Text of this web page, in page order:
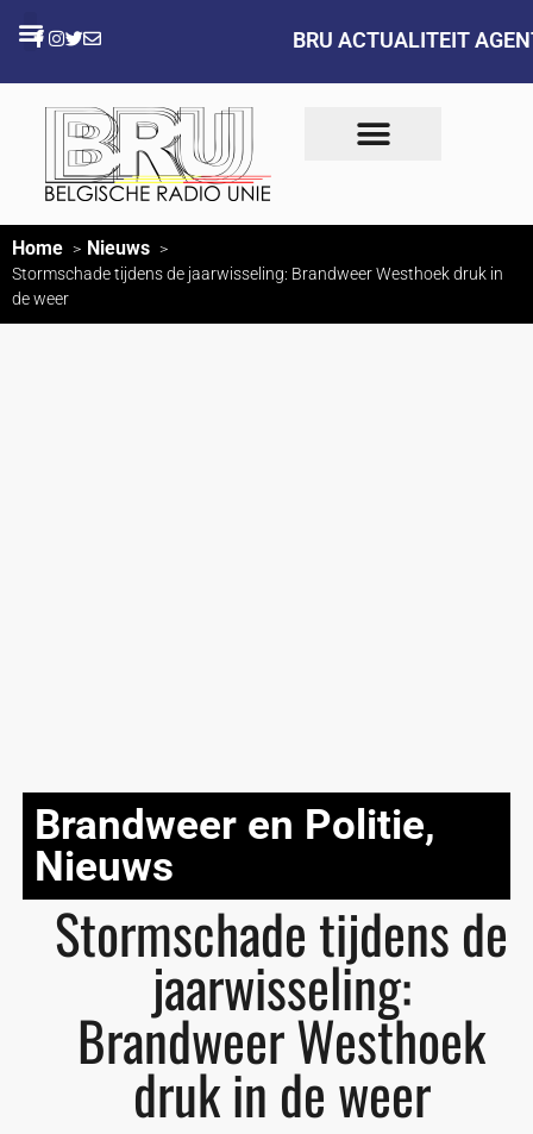
BRU ACTUALITEIT
Home Nieuws
Stormschade tijdens de jaarwisseling: Brandweer Westhoek druk in
de weer
Brandweer en Politie,
Nieuws
Stormschade tijdens de
jaarwisseling:
Brandweer Westhoek
druk in de weer